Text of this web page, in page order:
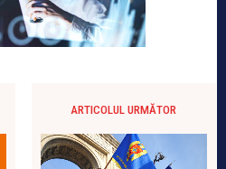
ARTICOLUL URMĂTOR